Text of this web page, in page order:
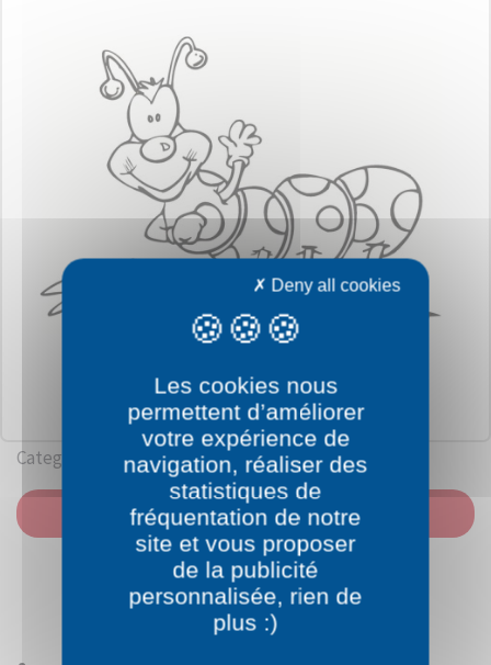
Category: Insects
PRINT
Les cookies nous
permettent d’améliorer
votre expérience de
navigation, réaliser des
statistiques de
fréquentation de notre
site et vous proposer
de la publicité
personnalisée, rien de
plus :)
Deny all cookies